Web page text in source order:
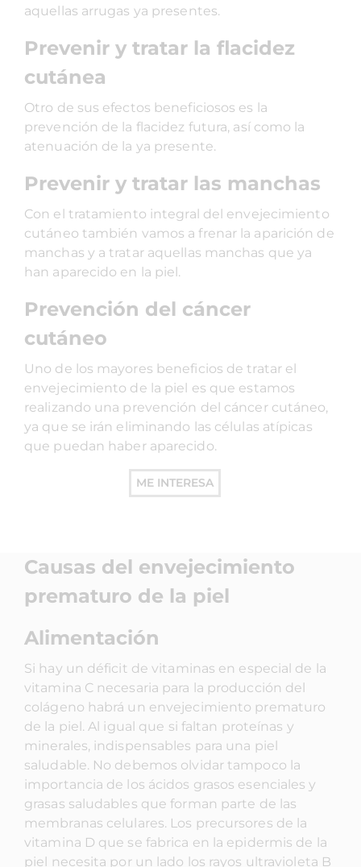
aquellas arrugas ya presentes.
Prevenir y tratar la flacidez
cutánea
Otro de sus efectos beneficiosos es la
prevención de la flacidez futura, así como la
atenuación de la ya presente.
Prevenir y tratar las manchas
Con el tratamiento integral del envejecimiento
cutáneo también vamos a frenar la aparición de
manchas y a tratar aquellas manchas que ya
han aparecido en la piel.
Prevención del cáncer
cutáneo
Uno de los mayores beneficios de tratar el
envejecimiento de la piel es que estamos
realizando una prevención del cáncer cutáneo,
ya que se irán eliminando las células atípicas
que puedan haber aparecido.
ME INTERESA
Causas del envejecimiento
prematuro de la piel
Alimentación
Si hay un déficit de vitaminas en especial de la
vitamina C necesaria para la producción del
colágeno habrá un envejecimiento prematuro
de la piel. Al igual que si faltan proteínas y
minerales, indispensables para una piel
saludable. No debemos olvidar tampoco la
importancia de los ácidos grasos esenciales y
grasas saludables que forman parte de las
membranas celulares. Los precursores de la
vitamina D que se fabrica en la epidermis de la
piel necesita por un lado los rayos ultravioleta B